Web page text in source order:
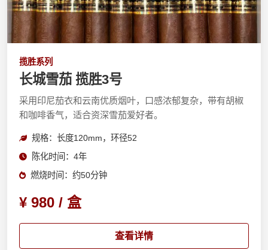
揽胜系列
长城雪茄 揽胜3号
采用印尼茄衣和云南优质烟叶，口感浓郁复杂，带有胡椒
和咖啡香气，适合资深雪茄爱好者。
规格：长度120mm，环径52
陈化时间：4年
燃烧时间：约50分钟
¥ 980 / 盒
查看详情